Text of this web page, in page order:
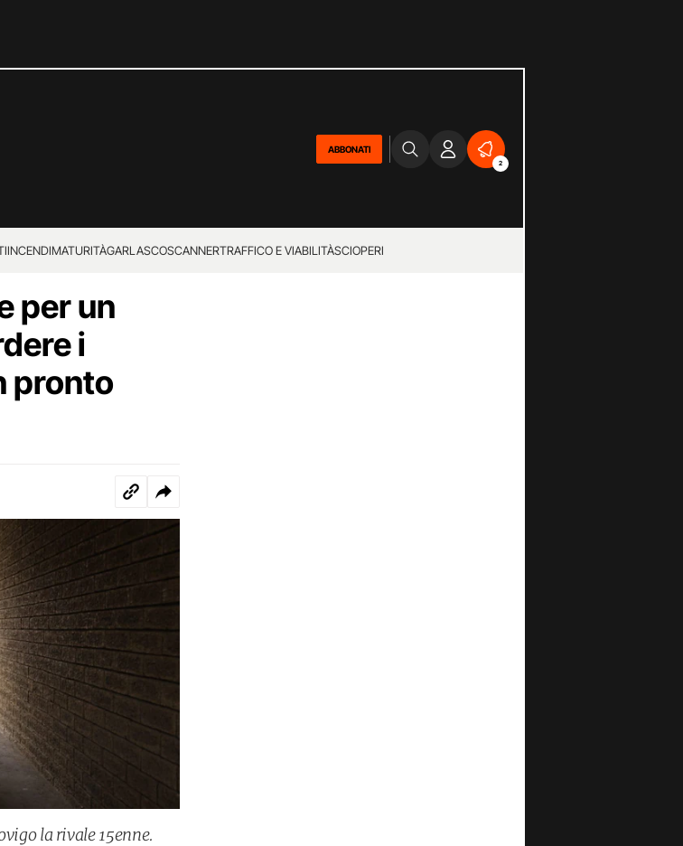
ABBONATI
2
INCENDIMATURITÀGARLASCOSCANNERTRAFFICO E VIABILITÀSCIOPERI
per un
i
pronto
la rivale 15enne.